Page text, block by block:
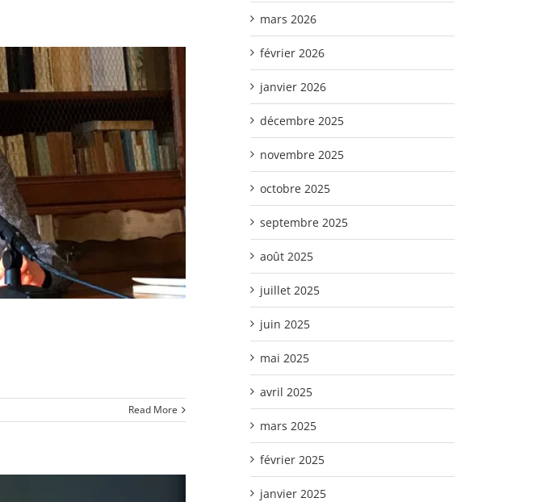
Read More
mars 2026
février 2026
janvier 2026
décembre 2025
novembre 2025
octobre 2025
septembre 2025
août 2025
juillet 2025
juin 2025
mai 2025
avril 2025
mars 2025
février 2025
janvier 2025